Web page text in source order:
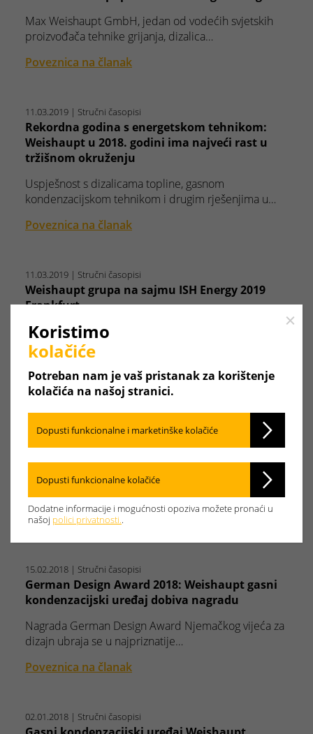
Max Weishaupt GmbH, jedan od vodećih svjetskih
proizvođača tehnike grijanja, dizalica…
Poveznica na članak
11.03.2019 | Stručni časopisi
Rekordna godina s energetskom tehnikom:
Weishaupt u 2018. godini ima najveći rast u
tržišnom okruženju
Uspješnost s dizalicama topline, gasnom
kondenzacijskom tehnikom i drugim rješenjima u…
Poveznica na članak
11.03.2019 | Stručni časopisi
Weishaupt grupa na sajmu ISH Energy 2019
Frankfurt
U okviru međunarodnog sajma grijanja, klimatizacije i
hlađenja, ISH Energy 2019 u…
Poveznica na članak
Gasni kondenzacijski uređaj Thermo Condens
WTC-GW 32-B
Novu generaciju svojih gasnih kondenzacijskih
uređaja sa 15, odnosno 25 kW firma…
Poveznica na članak
15.02.2018 | Stručni časopisi
German Design Award 2018: Weishaupt gasni
kondenzacijski uređaj dobiva nagradu
Nagrada German Design Award Njemačkog vijeća za
dizajn ubraja se u najpriznatije…
Poveznica na članak
02.01.2018 | Stručni časopisi
Close
Koristimo
kolačiće
Potreban nam je vaš pristanak za korištenje
kolačića na našoj stranici.
Dopusti funkcionalne i marketinške kolačiće
Dopusti funkcionalne kolačiće
Dodatne informacije i mogućnosti opoziva možete pronaći u
našoj polici privatnosti..